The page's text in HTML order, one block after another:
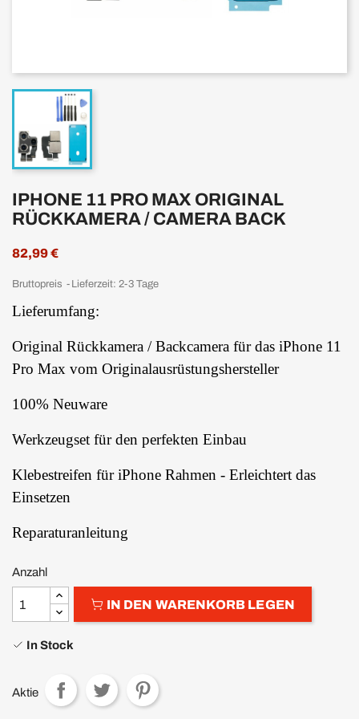
IPHONE 11 PRO MAX ORIGINAL
RÜCKKAMERA / CAMERA BACK
82,99 €
Bruttopreis Lieferzeit: 2-3 Tage
Lieferumfang:
Original Rückkamera / Backcamera für das iPhone 11
Pro Max vom Originalausrüstungshersteller
100% Neuware
Werkzeugset für den perfekten Einbau
Klebestreifen für iPhone Rahmen - Erleichtert das
Einsetzen
Reparaturanleitung
Anzahl
IN DEN WARENKORB LEGEN
In Stock
Aktie